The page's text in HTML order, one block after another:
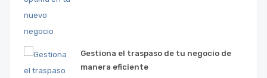
Gestiona el traspaso de tu negocio de
manera eficiente